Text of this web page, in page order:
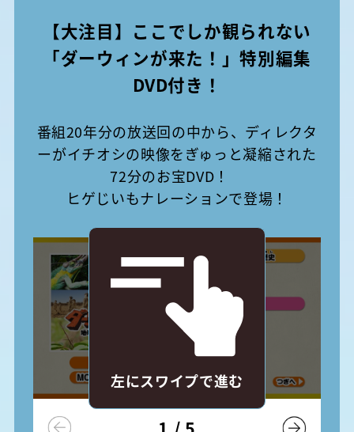
【大注目】ここでしか観られない
「ダーウィンが来た！」特別編集
DVD付き！
番組20年分の放送回の中から、ディレクタ
ーがイチオシの映像をぎゅっと凝縮された
72分のお宝DVD！
ヒゲじいもナレーションで登場！
左にスワイプで進む